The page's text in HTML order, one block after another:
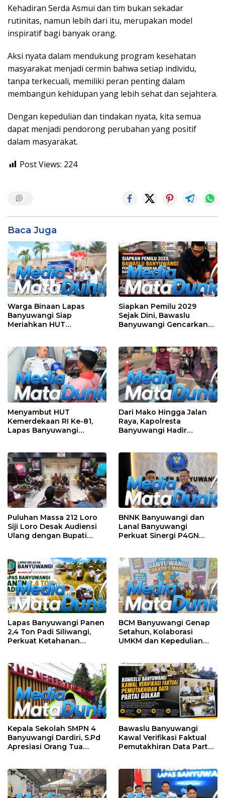
Kehadiran Serda Asmui dan tim bukan sekadar
rutinitas, namun lebih dari itu, merupakan model
inspiratif bagi banyak orang.
Aksi nyata dalam mendukung program kesehatan
masyarakat menjadi cermin bahwa setiap individu,
tanpa terkecuali, memiliki peran penting dalam
membangun kehidupan yang lebih sehat dan sejahtera.
Dengan kepedulian dan tindakan nyata, kita semua
dapat menjadi pendorong perubahan yang positif
dalam masyarakat.
Post Views: 224
Baca Juga
Warga Binaan Lapas
Banyuwangi Siap
Meriahkan HUT
Perlombaan
Siapkan Pemilu 2029
Sejak Dini, Bawaslu
Banyuwangi Gencarkan
Menyambut HUT
Kemerdekaan RI Ke-81,
Lapas Banyuwangi
Dari Mako Hingga Jalan
Raya, Kapolresta
Banyuwangi Hadir
Masyarakat
Puluhan Massa 212 Loro
Siji Loro Desak Audiensi
Ulang dengan Bupati
Pasir
BNNK Banyuwangi dan
Lanal Banyuwangi
Perkuat Sinergi P4GN
Lapas Banyuwangi Panen
2,4 Ton Padi Siliwangi,
Perkuat Ketahanan
BCM Banyuwangi Genap
Setahun, Kolaborasi
UMKM dan Kepedulian
Kepala Sekolah SMPN 4
Banyuwangi Dardiri, S.Pd
Apresiasi Orang Tua
Depan Gerbang Sekolah
Bawaslu Banyuwangi
Kawal Verifikasi Faktual
Pemutakhiran Data Partai